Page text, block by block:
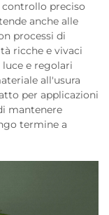
preciso
anche alle
processi di
ricche e vivaci
e regolari
all'usura
per applicazioni
mantenere
termine a